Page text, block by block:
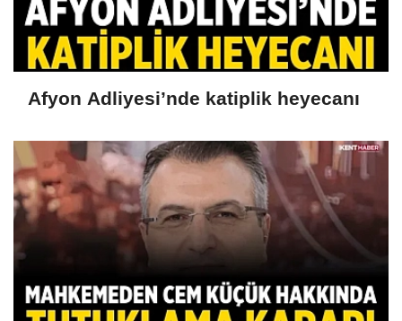
Afyon Adliyesi’nde katiplik heyecanı